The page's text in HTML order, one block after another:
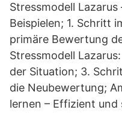
Stressmodell
Beispielen; 1. Schritt
primäre Bewertung
Stressmodell
der Situation; 3.
die Neubewertung;
lernen – Effizient